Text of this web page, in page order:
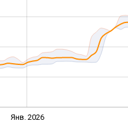
Янв. 2026